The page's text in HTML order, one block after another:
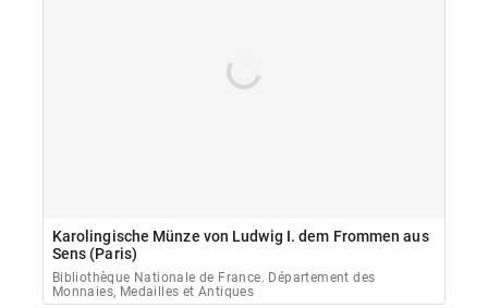
Karolingische Münze von Ludwig I. dem Frommen aus
Sens (Paris)
Bibliothèque Nationale de France. Département des
Monnaies, Medailles et Antiques